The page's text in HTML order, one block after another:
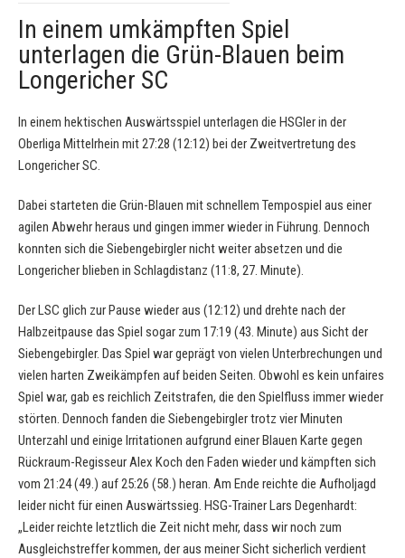
In einem umkämpften Spiel
unterlagen die Grün-Blauen beim
Longericher SC
In einem hektischen Auswärtsspiel unterlagen die HSGler in der
Oberliga Mittelrhein mit 27:28 (12:12) bei der Zweitvertretung des
Longericher SC.
Dabei starteten die Grün-Blauen mit schnellem Tempospiel aus einer
agilen Abwehr heraus und gingen immer wieder in Führung. Dennoch
konnten sich die Siebengebirgler nicht weiter absetzen und die
Longericher blieben in Schlagdistanz (11:8, 27. Minute).
Der LSC glich zur Pause wieder aus (12:12) und drehte nach der
Halbzeitpause das Spiel sogar zum 17:19 (43. Minute) aus Sicht der
Siebengebirgler. Das Spiel war geprägt von vielen Unterbrechungen und
vielen harten Zweikämpfen auf beiden Seiten. Obwohl es kein unfaires
Spiel war, gab es reichlich Zeitstrafen, die den Spielfluss immer wieder
störten. Dennoch fanden die Siebengebirgler trotz vier Minuten
Unterzahl und einige Irritationen aufgrund einer Blauen Karte gegen
Rückraum-Regisseur Alex Koch den Faden wieder und kämpften sich
vom 21:24 (49.) auf 25:26 (58.) heran. Am Ende reichte die Aufholjagd
leider nicht für einen Auswärtssieg. HSG-Trainer Lars Degenhardt:
„Leider reichte letztlich die Zeit nicht mehr, dass wir noch zum
Ausgleichstreffer kommen, der aus meiner Sicht sicherlich verdient